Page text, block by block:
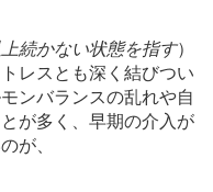
続かない状態を指す）
レスとも深く結びつい
ンバランスの乱れや自
が多く、早期の介入が
が、